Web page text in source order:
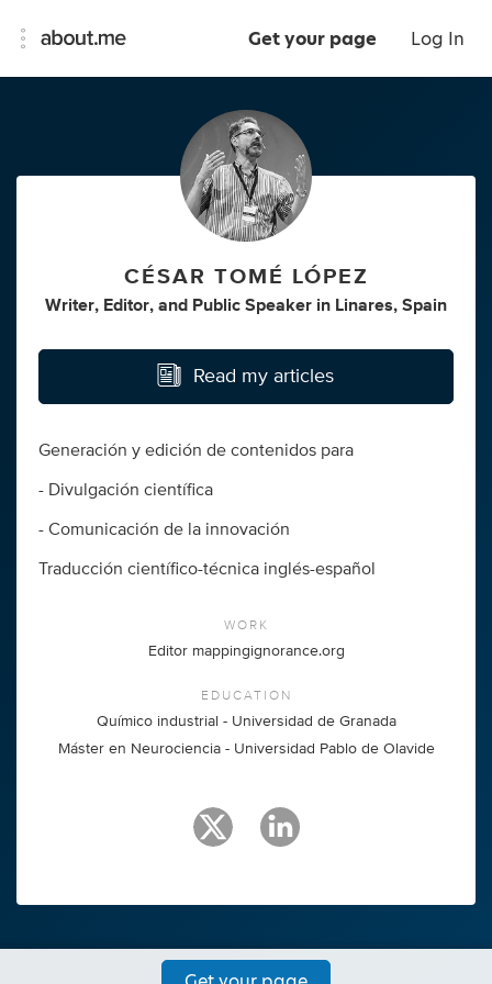
Get your page Log In
CÉSAR TOMÉ LÓPEZ
Writer, Editor, and Public Speaker in Linares, Spain
Read my articles
Generación y edición de contenidos para
- Divulgación científica
- Comunicación de la innovación
Traducción científico-técnica inglés-español
WORK
Editor mappingignorance.org
EDUCATION
Químico industrial - Universidad de Granada
Máster en Neurociencia - Universidad Pablo de Olavide